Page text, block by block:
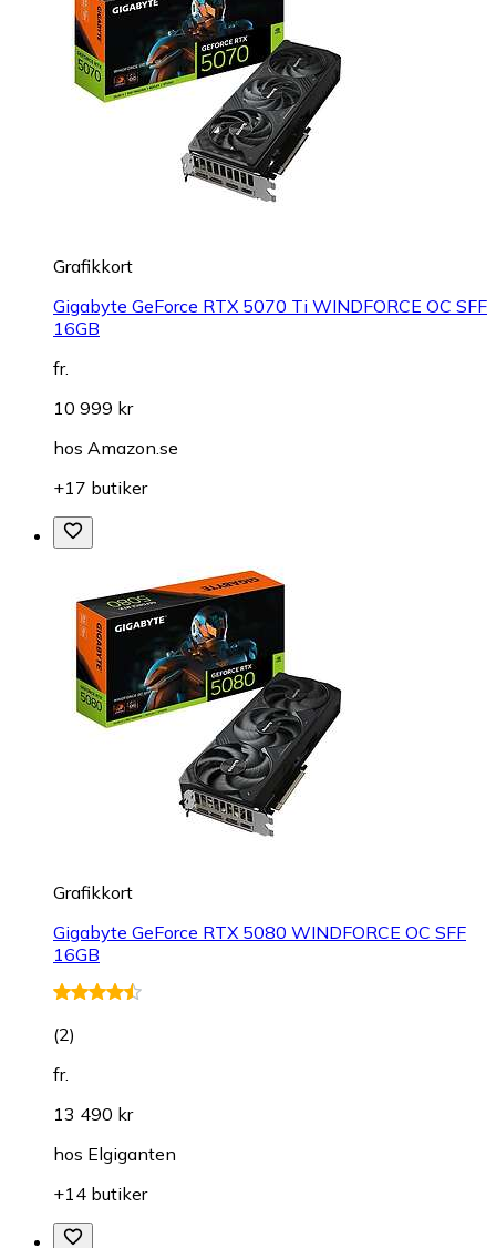
Grafikkort
Gigabyte GeForce RTX 5070 Ti WINDFORCE OC SFF
16GB
fr.
10 999 kr
hos Amazon.se
+17 butiker
Grafikkort
Gigabyte GeForce RTX 5080 WINDFORCE OC SFF
16GB
(2)
fr.
13 490 kr
hos Elgiganten
+14 butiker